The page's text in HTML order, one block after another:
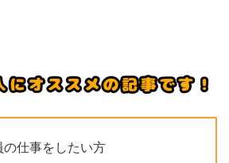
の仕事をしたい方